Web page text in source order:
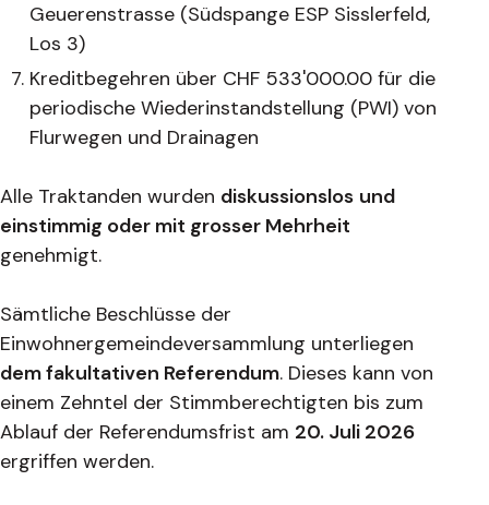
Geuerenstrasse (Südspange ESP Sisslerfeld,
Los 3)
Kreditbegehren über CHF 533'000.00 für die
periodische Wiederinstandstellung (PWI) von
Flurwegen und Drainagen
Alle Traktanden wurden diskussionslos und
einstimmig oder mit grosser Mehrheit
genehmigt.
Sämtliche Beschlüsse der
Einwohnergemeindeversammlung unterliegen
dem fakultativen Referendum. Dieses kann von
einem Zehntel der Stimmberechtigten bis zum
Ablauf der Referendumsfrist am 20. Juli 2026
ergriffen werden.